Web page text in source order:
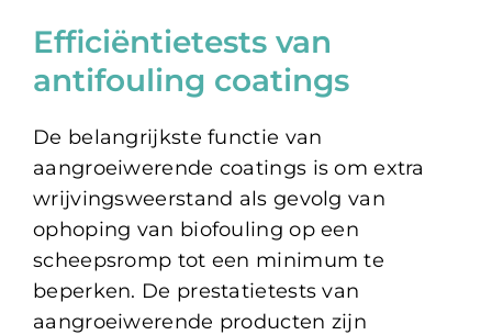
Efficiëntietests van
antifouling coatings
De belangrijkste functie van
aangroeiwerende coatings is om extra
wrijvingsweerstand als gevolg van
ophoping van biofouling op een
scheepsromp tot een minimum te
beperken. De prestatietests van
aangroeiwerende producten zijn